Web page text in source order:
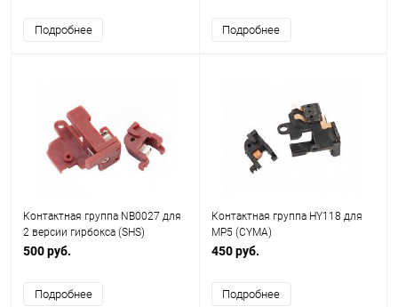
Подробнее Подробнее
Контактная группа NB0027 для
2 версии гирбокса (SHS)
500 руб.
Подробнее
Контактная группа HY118 для
MP5 (CYMA)
450 руб.
Подробнее